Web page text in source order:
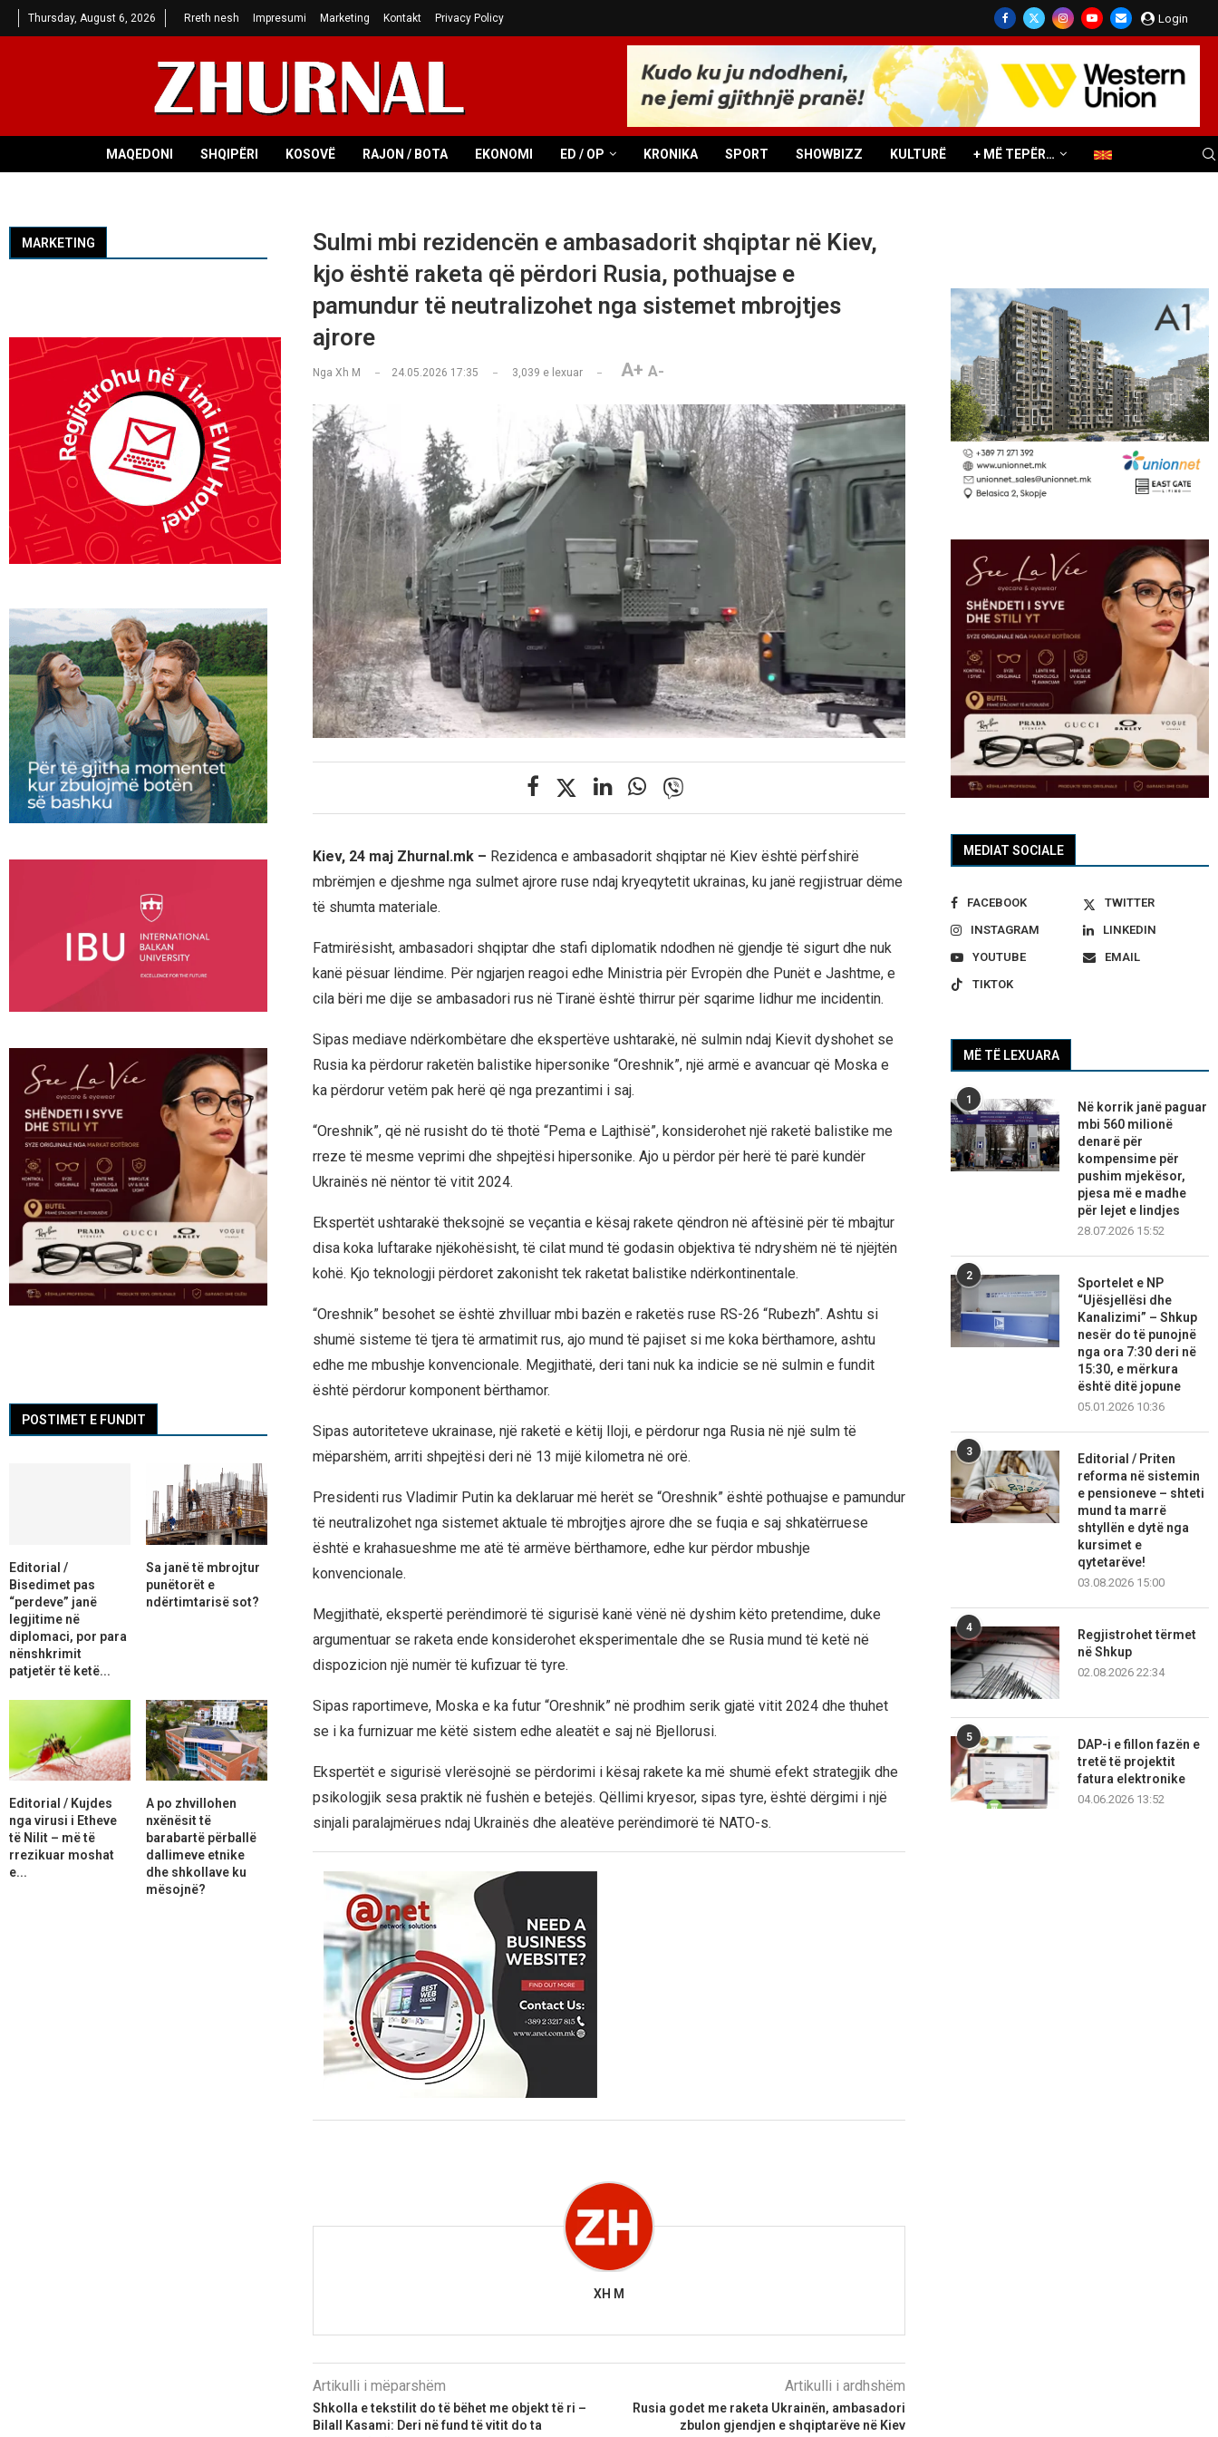
Thursday, August 6, 2026 Rreth nesh Impresumi Marketing Kontakt Privacy Policy Login
MAQEDONI SHQIPËRI KOSOVË RAJON / BOTA EKONOMI ED / OP KRONIKA SPORT SHOWBIZZ KULTURË + MË TEPËR…
Sulmi mbi rezidencën e ambasadorit shqiptar në Kiev,
kjo është raketa që përdori Rusia, pothuajse e
pamundur të neutralizohet nga sistemet mbrojtjes
ajrore
Nga Xh M 24.05.2026 17:35 3,039 e lexuar A+ A-
Kiev, 24 maj Zhurnal.mk – Rezidenca e ambasadorit shqiptar në Kiev është përfshirë
mbrëmjen e djeshme nga sulmet ajrore ruse ndaj kryeqytetit ukrainas, ku janë regjistruar dëme
të shumta materiale.
Fatmirësisht, ambasadori shqiptar dhe stafi diplomatik ndodhen në gjendje të sigurt dhe nuk
kanë pësuar lëndime. Për ngjarjen reagoi edhe Ministria për Evropën dhe Punët e Jashtme, e
cila bëri me dije se ambasadori rus në Tiranë është thirrur për sqarime lidhur me incidentin.
Sipas mediave ndërkombëtare dhe ekspertëve ushtarakë, në sulmin ndaj Kievit dyshohet se
Rusia ka përdorur raketën balistike hipersonike “Oreshnik”, një armë e avancuar që Moska e
ka përdorur vetëm pak herë që nga prezantimi i saj.
“Oreshnik”, që në rusisht do të thotë “Pema e Lajthisë”, konsiderohet një raketë balistike me
rreze të mesme veprimi dhe shpejtësi hipersonike. Ajo u përdor për herë të parë kundër
Ukrainës në nëntor të vitit 2024.
Ekspertët ushtarakë theksojnë se veçantia e kësaj rakete qëndron në aftësinë për të mbajtur
disa koka luftarake njëkohësisht, të cilat mund të godasin objektiva të ndryshëm në të njëjtën
kohë. Kjo teknologji përdoret zakonisht tek raketat balistike ndërkontinentale.
“Oreshnik” besohet se është zhvilluar mbi bazën e raketës ruse RS-26 “Rubezh”. Ashtu si
shumë sisteme të tjera të armatimit rus, ajo mund të pajiset si me koka bërthamore, ashtu
edhe me mbushje konvencionale. Megjithatë, deri tani nuk ka indicie se në sulmin e fundit
është përdorur komponent bërthamor.
Sipas autoriteteve ukrainase, një raketë e këtij lloji, e përdorur nga Rusia në një sulm të
mëparshëm, arriti shpejtësi deri në 13 mijë kilometra në orë.
Presidenti rus Vladimir Putin ka deklaruar më herët se “Oreshnik” është pothuajse e pamundur
të neutralizohet nga sistemet aktuale të mbrojtjes ajrore dhe se fuqia e saj shkatërruese
është e krahasueshme me atë të armëve bërthamore, edhe kur përdor mbushje
konvencionale.
Megjithatë, ekspertë perëndimorë të sigurisë kanë vënë në dyshim këto pretendime, duke
argumentuar se raketa ende konsiderohet eksperimentale dhe se Rusia mund të ketë në
dispozicion një numër të kufizuar të tyre.
Sipas raportimeve, Moska e ka futur “Oreshnik” në prodhim serik gjatë vitit 2024 dhe thuhet
se i ka furnizuar me këtë sistem edhe aleatët e saj në Bjellorusi.
Ekspertët e sigurisë vlerësojnë se përdorimi i kësaj rakete ka më shumë efekt strategjik dhe
psikologjik sesa praktik në fushën e betejës. Qëllimi kryesor, sipas tyre, është dërgimi i një
sinjali paralajmërues ndaj Ukrainës dhe aleatëve perëndimorë të NATO-s.
XH M
Artikulli i mëparshëm
Shkolla e tekstilit do të bëhet me objekt të ri –
Bilall Kasami: Deri në fund të vitit do ta
Artikulli i ardhshëm
Rusia godet me raketa Ukrainën, ambasadori
zbulon gjendjen e shqiptarëve në Kiev
MEDIAT SOCIALE
FACEBOOK
TWITTER
INSTAGRAM
LINKEDIN
YOUTUBE
EMAIL
TIKTOK
MË TË LEXUARA
1
Në korrik janë paguar
mbi 560 milionë
denarë për
kompensime për
pushim mjekësor,
pjesa më e madhe
për lejet e lindjes
28.07.2026 15:52
2
Sportelet e NP
“Ujësjellësi dhe
Kanalizimi” – Shkup
nesër do të punojnë
nga ora 7:30 deri në
15:30, e mërkura
është ditë jopune
05.01.2026 10:36
3
Editorial / Priten
reforma në sistemin
e pensioneve – shteti
mund ta marrë
shtyllën e dytë nga
kursimet e
qytetarëve!
03.08.2026 15:00
4
Regjistrohet tërmet
në Shkup
02.08.2026 22:34
5
DAP-i e fillon fazën e
tretë të projektit
fatura elektronike
04.06.2026 13:52
MARKETING
POSTIMET E FUNDIT
Editorial /
Bisedimet pas
“perdeve” janë
legjitime në
diplomaci, por para
nënshkrimit
patjetër të ketë...
Sa janë të mbrojtur
punëtorët e
ndërtimtarisë sot?
Editorial / Kujdes
nga virusi i Etheve
të Nilit – më të
rrezikuar moshat
e...
A po zhvillohen
nxënësit të
barabartë përballë
dallimeve etnike
dhe shkollave ku
mësojnë?